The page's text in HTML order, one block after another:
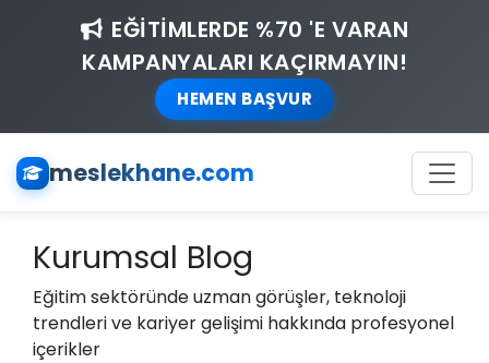
EĞİTİMLERDE %70 'E VARAN
KAMPANYALARI KAÇIRMAYIN!
HEMEN BAŞVUR
meslekhane.com
Kurumsal Blog
Eğitim sektöründe uzman görüşler, teknoloji
trendleri ve kariyer gelişimi hakkında profesyonel
içerikler